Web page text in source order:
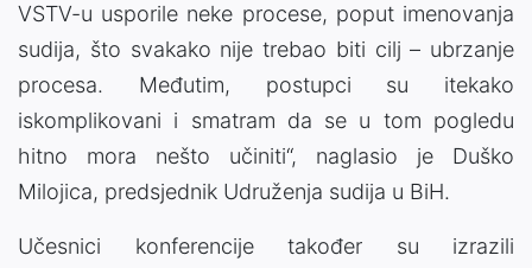
VSTV-u usporile neke procese, poput imenovanja
sudija, što svakako nije trebao biti cilj – ubrzanje
procesa. Međutim, postupci su itekako
iskomplikovani i smatram da se u tom pogledu
hitno mora nešto učiniti“, naglasio je Duško
Milojica, predsjednik Udruženja sudija u BiH.
Učesnici konferencije također su izrazili